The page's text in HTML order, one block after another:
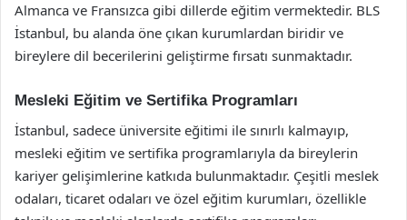
Almanca ve Fransızca gibi dillerde eğitim vermektedir. BLS
İstanbul, bu alanda öne çıkan kurumlardan biridir ve
bireylere dil becerilerini geliştirme fırsatı sunmaktadır.
Mesleki Eğitim ve Sertifika Programları
İstanbul, sadece üniversite eğitimi ile sınırlı kalmayıp,
mesleki eğitim ve sertifika programlarıyla da bireylerin
kariyer gelişimlerine katkıda bulunmaktadır. Çeşitli meslek
odaları, ticaret odaları ve özel eğitim kurumları, özellikle